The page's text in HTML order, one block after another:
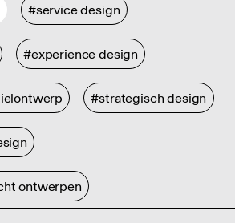
#service design
#experience design
#strategisch design
ontwerpen